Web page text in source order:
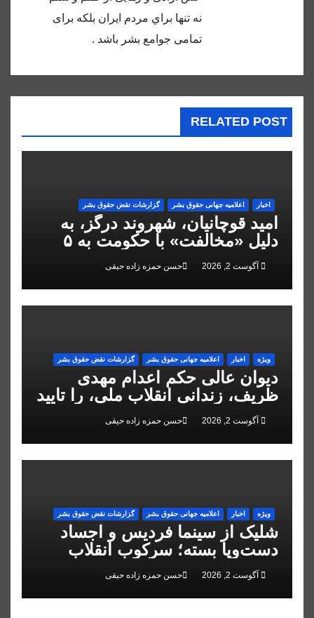
نه تنها براي مردم ايران بلكه براى
تمامى جوامع بشر باشد .
RELATED POST
اخبار اعلاميه جهانی حقوق بشر گزارشات نقض حقوق بشر
امید قوچانیان، شهروند درگز، به
دلیل «مخالفت» با حکومت به ۵
سال زندان محکوم شد
آگوست 2, 2026 حسن حمزه زاده حیقی
ویژه اخبار اعلاميه جهانی حقوق بشر گزارشات نقض حقوق بشر
دیوان عالی حکم اعدام مهدی
ظریف، زندانی انقلاب ملی، را تایید
کردآگوست 2, 2026 حسن حمزه زاده حیقی
ویژه اخبار اعلاميه جهانی حقوق بشر گزارشات نقض حقوق بشر
شلیک از سینما فردیس و اجساد
دست‌وپا بسته؛ سرکوب انقلاب
ملی در البرز
آگوست 2, 2026 حسن حمزه زاده حیقی